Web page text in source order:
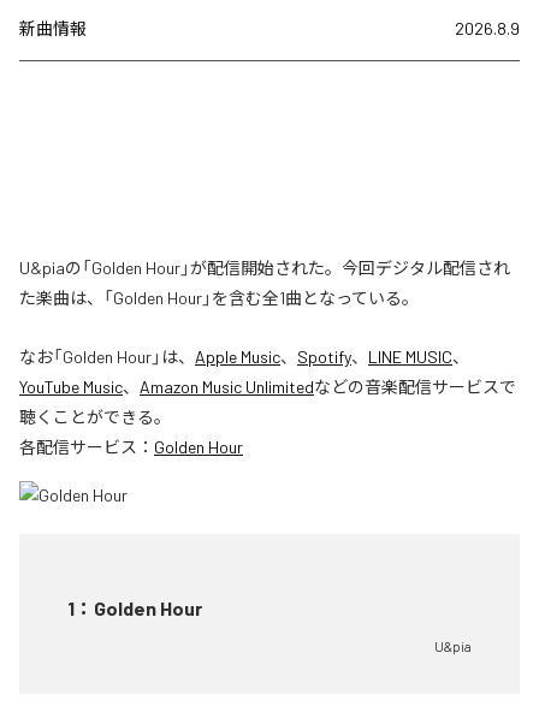
新曲情報 2026.8.9
U&piaの「Golden Hour」が配信開始された。今回デジタル配信され
た楽曲は、「Golden Hour」を含む全1曲となっている。
なお「Golden Hour」は、 Apple Music、 Spotify、 LINE MUSIC、
YouTube Music、 Amazon Music Unlimitedなどの音楽配信サービスで
聴くことができる。
各配信サービス： Golden Hour
1 ： Golden Hour
U&pia